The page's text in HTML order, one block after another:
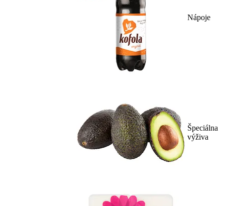
Nápoje
Špeciálna
výživa